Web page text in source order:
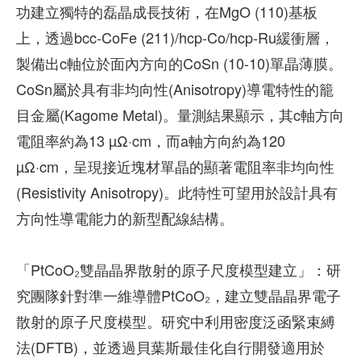
功建立獨特的磊晶成長技術，在MgO (110)基板
上，透過bcc-CoFe (211)/hcp-Co/hcp-Ru緩衝層，
製備出c軸位於面內方向的CoSn (10-10)單晶薄膜。
CoSn屬於具有非均向性(Anisotropy)導電特性的籠
目金屬(Kagome Metal)。量測結果顯示，其c軸方向
電阻率約為13 µΩ·cm，而a軸方向約為120
µΩ·cm，呈現接近塊材單晶的顯著電阻率非均向性
(Resistivity Anisotropy)。此特性可望用於設計具有
方向性導電能力的新型配線結構。
「PtCoO₂雙晶晶界散射的原子尺度模型建立」：研
究團隊針對準一維導體PtCoO₂，建立雙晶晶界電子
散射的原子尺度模型。研究中利用密度泛函緊束縛
法(DFTB)，並透過貝葉斯最佳化自行開發適用於